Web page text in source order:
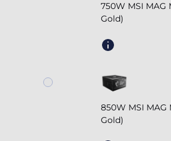
750W MSI MAG
Gold)
850W MSI MAG
Gold)